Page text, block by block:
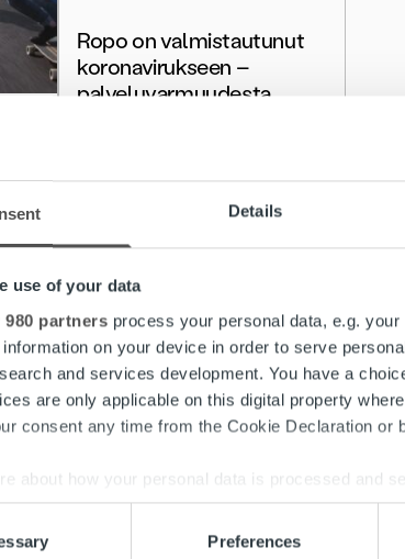
Details
use of your data
980 partners process your personal data, e.g.
on your device in order to serve
and services development. You have a
are only applicable on this digital property
consent any time from the Cookie Declaration or
about how your personal data is processed and
to personalise content and ads, to provide
Preferences
Ropo on valmistautunut
koronavirukseen –
palveluvarmuudesta